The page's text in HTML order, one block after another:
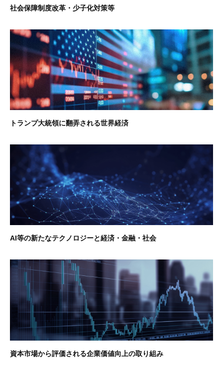
社会保障制度改革・少子化対策等
トランプ大統領に翻弄される世界経済
AI等の新たなテクノロジーと経済・金融・社会
資本市場から評価される企業価値向上の取り組み